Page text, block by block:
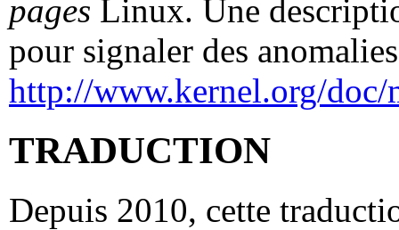
pages Linux. Une
pour signaler des
http://www.kernel.org/doc/
TRADUCTION
Depuis 2010, cette